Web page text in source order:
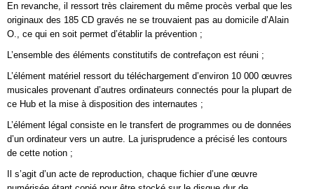
En revanche, il ressort très clairement du même procès verbal que les
originaux des 185 CD gravés ne se trouvaient pas au domicile d’Alain
O., ce qui en soit permet d’établir la prévention ;
L’ensemble des éléments constitutifs de contrefaçon est réuni ;
L’élément matériel ressort du téléchargement d’environ 10 000 œuvres
musicales provenant d’autres ordinateurs connectés pour la plupart de
ce Hub et la mise à disposition des internautes ;
L’élément légal consiste en le transfert de programmes ou de données
d’un ordinateur vers un autre. La jurisprudence a précisé les contours
de cette notion ;
Il s’agit d’un acte de reproduction, chaque fichier d’une œuvre